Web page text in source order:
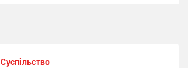
Суспільство